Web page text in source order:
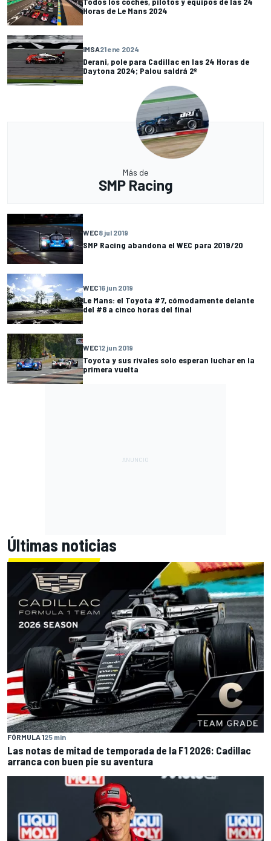
Horas de Le Mans 2024
IMSA21 ene 2024
Derani, pole para Cadillac en las 24 Horas de
Daytona 2024; Palou saldrá 2º
Más de
SMP Racing
WEC8 jul 2019
SMP Racing abandona el WEC para 2019/20
WEC16 jun 2019
Le Mans: el Toyota #7, cómodamente delante
del #8 a cinco horas del final
WEC12 jun 2019
Toyota y sus rivales solo esperan luchar en la
primera vuelta
Últimas noticias
FÓRMULA 125 min
Las notas de mitad de temporada de la F1 2026: Cadillac
arranca con buen pie su aventura